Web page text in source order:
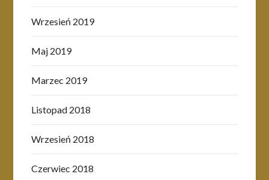
Wrzesień 2019
Maj 2019
Marzec 2019
Listopad 2018
Wrzesień 2018
Czerwiec 2018